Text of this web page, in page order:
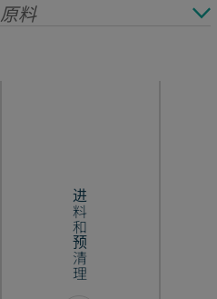
原料
进料和预清理